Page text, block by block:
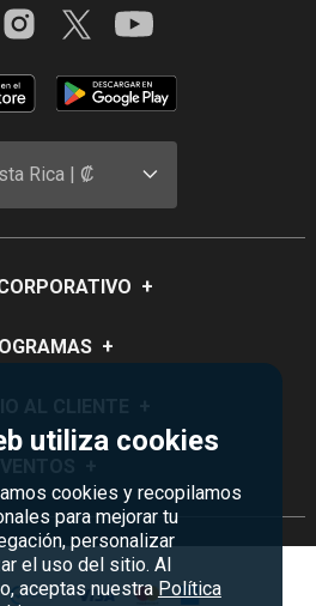
utiliza cookies
cookies y recopilamos
para mejorar tu
personalizar
el uso del sitio. Al
aceptas nuestra Política
Rica | ₡
+
Somos
Servicios
Siman
+
de Regalo
Siman PRO
Credisiman
y garantías
del sitio
Rebajas
Madres